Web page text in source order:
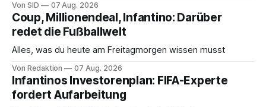
Von SID 07 Aug. 2026
Coup, Millionendeal, Infantino: Darüber
redet die Fußballwelt
Alles, was du heute am Freitagmorgen wissen musst
Von Redaktion 07 Aug. 2026
Infantinos Investorenplan: FIFA-Experte
fordert Aufarbeitung